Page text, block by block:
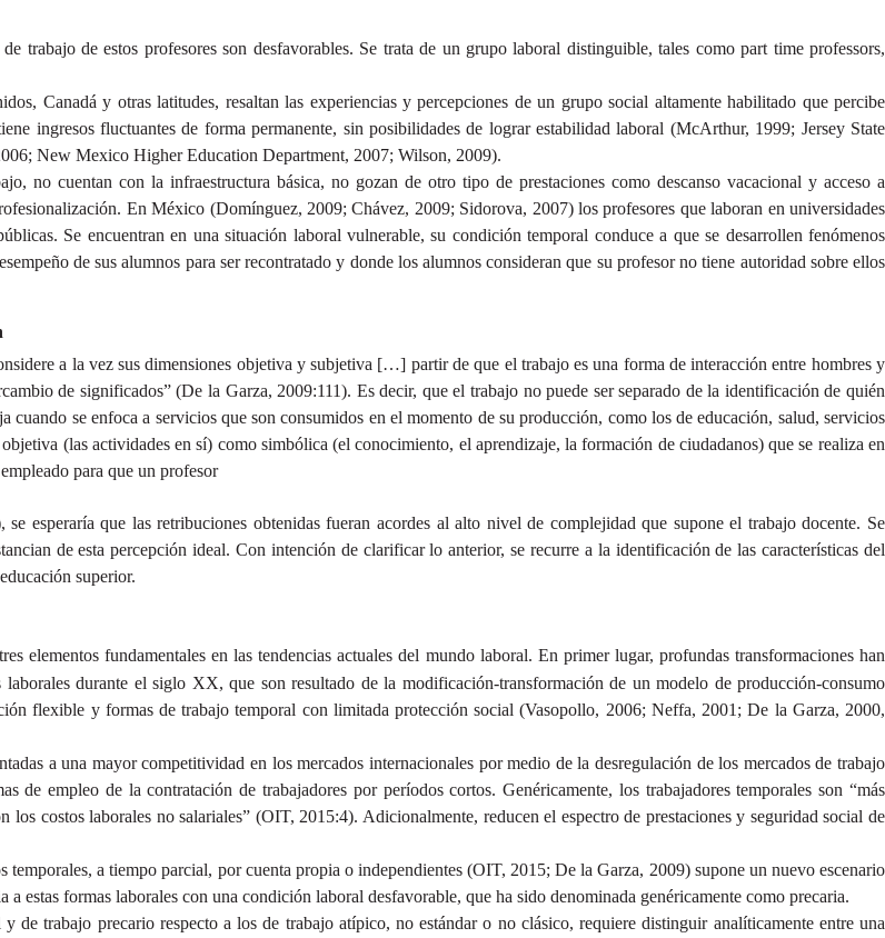
trabajo de estos profesores son desfavorables. Se trata de un grupo laboral distinguible, tales como part time professors,
Canadá y otras latitudes, resaltan las experiencias y percepciones de un grupo social altamente habilitado que percibe
ingresos fluctuantes de forma permanente, sin posibilidades de lograr estabilidad laboral (McArthur, 1999; Jersey State
New Mexico Higher Education Department, 2007; Wilson, 2009).
no cuentan con la infraestructura básica, no gozan de otro tipo de prestaciones como descanso vacacional y acceso a
En México (Domínguez, 2009; Chávez, 2009; Sidorova, 2007) los profesores que laboran en universidades
Se encuentran en una situación laboral vulnerable, su condición temporal conduce a que se desarrollen fenómenos
de sus alumnos para ser recontratado y donde los alumnos consideran que su profesor no tiene autoridad sobre ellos
a la vez sus dimensiones objetiva y subjetiva […] partir de que el trabajo es una forma de interacción entre hombres y
de significados” (De la Garza, 2009:111). Es decir, que el trabajo no puede ser separado de la identificación de quién
se enfoca a servicios que son consumidos en el momento de su producción, como los de educación, salud, servicios
(las actividades en sí) como simbólica (el conocimiento, el aprendizaje, la formación de ciudadanos) que se realiza en
para que un profesor
esperaría que las retribuciones obtenidas fueran acordes al alto nivel de complejidad que supone el trabajo docente. Se
de esta percepción ideal. Con intención de clarificar lo anterior, se recurre a la identificación de las características del
superior.
elementos fundamentales en las tendencias actuales del mundo laboral. En primer lugar, profundas transformaciones han
durante el siglo XX, que son resultado de la modificación-transformación de un modelo de producción-consumo
flexible y formas de trabajo temporal con limitada protección social (Vasopollo, 2006; Neffa, 2001; De la Garza, 2000,
a una mayor competitividad en los mercados internacionales por medio de la desregulación de los mercados de trabajo
empleo de la contratación de trabajadores por períodos cortos. Genéricamente, los trabajadores temporales son “más
costos laborales no salariales” (OIT, 2015:4). Adicionalmente, reducen el espectro de prestaciones y seguridad social de
temporales, a tiempo parcial, por cuenta propia o independientes (OIT, 2015; De la Garza, 2009) supone un nuevo escenario
estas formas laborales con una condición laboral desfavorable, que ha sido denominada genéricamente como precaria.
de trabajo precario respecto a los de trabajo atípico, no estándar o no clásico, requiere distinguir analíticamente entre una